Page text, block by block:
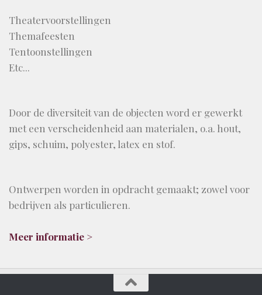
Theatervoorstellingen
Themafeesten
Tentoonstellingen
Etc...
Door de diversiteit van de objecten word er gewerkt
met een verscheidenheid aan materialen, o.a. hout,
gips, schuim, polyester, latex en stof.
Ontwerpen worden in opdracht gemaakt; zowel voor
bedrijven als particulieren.
Meer informatie >